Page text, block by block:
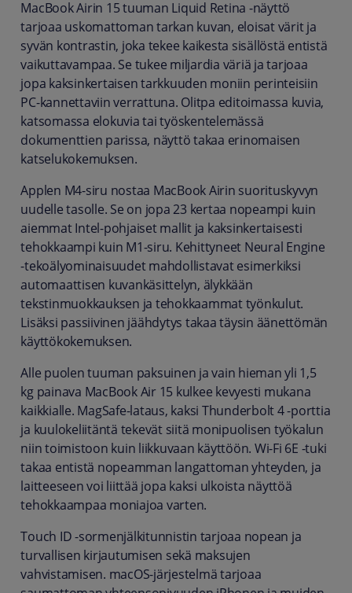
MacBook Airin 15 tuuman Liquid Retina -näyttö
tarjoaa uskomattoman tarkan kuvan, eloisat värit ja
syvän kontrastin, joka tekee kaikesta sisällöstä entistä
vaikuttavampaa. Se tukee miljardia väriä ja tarjoaa
jopa kaksinkertaisen tarkkuuden moniin perinteisiin
PC-kannettaviin verrattuna. Olitpa editoimassa kuvia,
katsomassa elokuvia tai työskentelemässä
dokumenttien parissa, näyttö takaa erinomaisen
katselukokemuksen.
Applen M4-siru nostaa MacBook Airin suorituskyvyn
uudelle tasolle. Se on jopa 23 kertaa nopeampi kuin
aiemmat Intel-pohjaiset mallit ja kaksinkertaisesti
tehokkaampi kuin M1-siru. Kehittyneet Neural Engine
-tekoälyominaisuudet mahdollistavat esimerkiksi
automaattisen kuvankäsittelyn, älykkään
tekstinmuokkauksen ja tehokkaammat työnkulut.
Lisäksi passiivinen jäähdytys takaa täysin äänettömän
käyttökokemuksen.
Alle puolen tuuman paksuinen ja vain hieman yli 1,5
kg painava MacBook Air 15 kulkee kevyesti mukana
kaikkialle. MagSafe-lataus, kaksi Thunderbolt 4 -porttia
ja kuulokeliitäntä tekevät siitä monipuolisen työkalun
niin toimistoon kuin liikkuvaan käyttöön. Wi-Fi 6E -tuki
takaa entistä nopeamman langattoman yhteyden, ja
laitteeseen voi liittää jopa kaksi ulkoista näyttöä
tehokkaampaa moniajoa varten.
Touch ID -sormenjälkitunnistin tarjoaa nopean ja
turvallisen kirjautumisen sekä maksujen
vahvistamisen. macOS-järjestelmä tarjoaa